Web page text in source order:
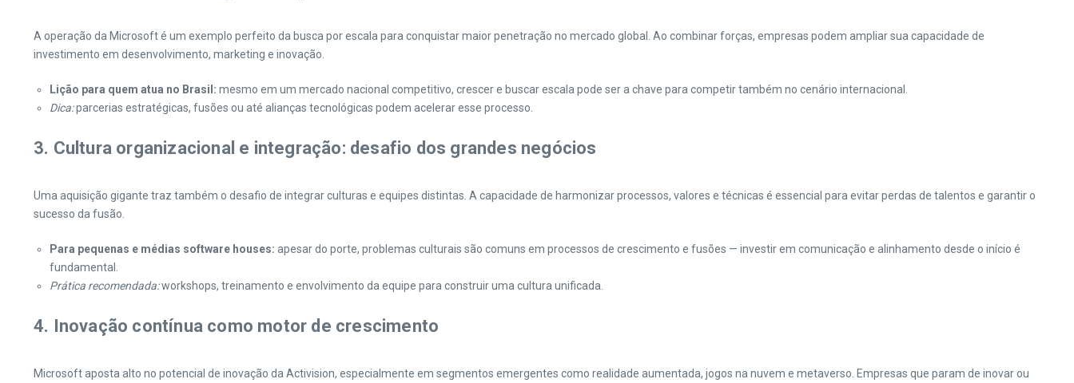
A operação da Microsoft é um exemplo perfeito da busca por escala para conquistar maior penetração no mercado global. Ao combinar forças, empresas podem ampliar sua capacidade de
investimento em desenvolvimento, marketing e inovação.
Lição para quem atua no Brasil: mesmo em um mercado nacional competitivo, crescer e buscar escala pode ser a chave para competir também no cenário internacional.
Dica:parcerias estratégicas, fusões ou até alianças tecnológicas podem acelerar esse processo.
3. Cultura organizacional e integração: desafio dos grandes negócios
Uma aquisição gigante traz também o desafio de integrar culturas e equipes distintas. A capacidade de harmonizar processos, valores e técnicas é essencial para evitar perdas de talentos e garantir o
sucesso da fusão.
Para pequenas e médias software houses: apesar do porte, problemas culturais são comuns em processos de crescimento e fusões — investir em comunicação e alinhamento desde o início é
fundamental.
Prática recomendada:workshops, treinamento e envolvimento da equipe para construir uma cultura unificada.
4. Inovação contínua como motor de crescimento
Microsoft aposta alto no potencial de inovação da Activision, especialmente em segmentos emergentes como realidade aumentada, jogos na nuvem e metaverso. Empresas que param de inovar ou